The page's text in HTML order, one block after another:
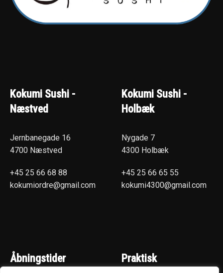
Kokumi Sushi -
Næstved
Jernbanegade 16
4700 Næstved
+45 25 66 68 88
kokumiordre@gmail.com
Kokumi Sushi -
Holbæk
Nygade 7
4300 Holbæk
+45 25 66 65 55
kokumi4300@gmail.com
Åbningstider Praktisk